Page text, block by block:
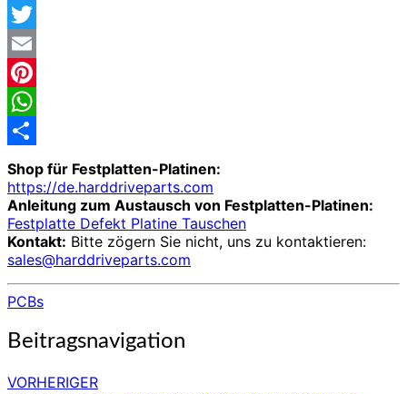
Facebook
Twitter
Email
Pinterest
WhatsApp
Share
Shop für Festplatten-Platinen:
https://de.harddriveparts.com
Anleitung zum Austausch von Festplatten-Platinen:
Festplatte Defekt Platine Tauschen
Kontakt: Bitte zögern Sie nicht, uns zu kontaktieren:
sales@harddriveparts.com
PCBs
Beitragsnavigation
VORHERIGER